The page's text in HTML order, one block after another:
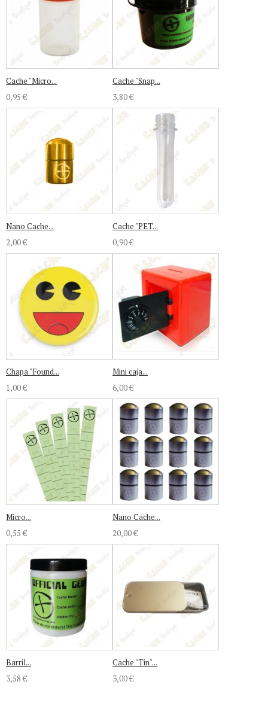
Cache "Micro...
0,95 €
Cache "Snap...
3,80 €
Nano Cache...
2,00 €
Cache "PET...
0,90 €
Chapa "Found...
1,00 €
Mini caja...
6,00 €
Micro...
0,55 €
Nano Cache...
20,00 €
Barril...
3,58 €
Cache "Tin"...
3,00 €